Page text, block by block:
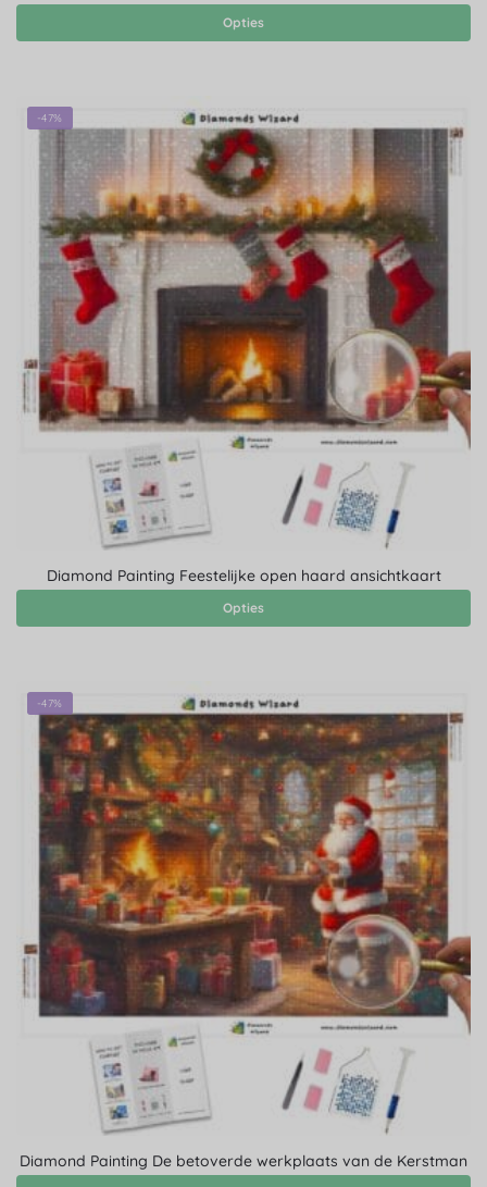
Opties
-47%
Diamond Painting Feestelijke open haard ansichtkaart
Opties
-47%
Diamond Painting De betoverde werkplaats van de Kerstman